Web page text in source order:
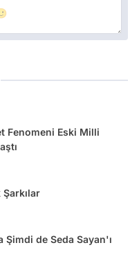
Fenomeni Eski Milli
de Seda Sayan'ı